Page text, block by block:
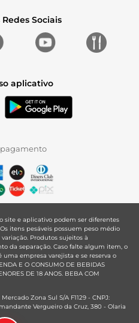
Sociais
aplicativo
pagamento
site e aplicativo podem ser diferentes
itens pesáveis possuem peso médio
Produtos sujeitos à
da separação. Caso falte algum item, o
uma empresa varejista e se reserva o
E O CONSUMO DE BEBIDAS
DE 18 ANOS. BEBA COM
Zona Sul S/A F1129 - CNPJ:
Vergueiro da Cruz, 380 - Olaria